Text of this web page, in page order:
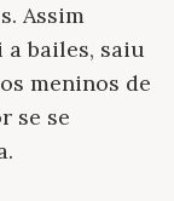
Assim
bailes, saiu
meninos de
se se